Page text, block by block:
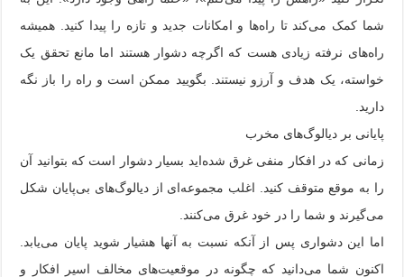
شما کمک می‌کند تا راه‌ها و امکانات جدید و تازه را پیدا کنید. همیشه
راه‌های نرفته زیادی هست که اگرچه دشوار هستند اما مانع تحقق یک
خواسته، یک هدف و آرزو نیستند. بگویید ممکن است و راه را باز نگه
دارید.
پایانی بر دیالوگ‌های مخرب
زمانی که در افکار منفی غرق شده‌اید بسیار دشوار است که بتوانید آن
را به موقع متوقف کنید. اغلب مجموعه‌ای از دیالوگ‌های بی‌پایان شکل
می‌گیرند و شما را در خود غرق می‌کنند.
اما این دشواری پس از آنکه نسبت به آنها هشیار شوید پایان می‌یابد.
اکنون شما می‌دانید که چگونه در موقعیت‌های مخالف اسیر افکار و